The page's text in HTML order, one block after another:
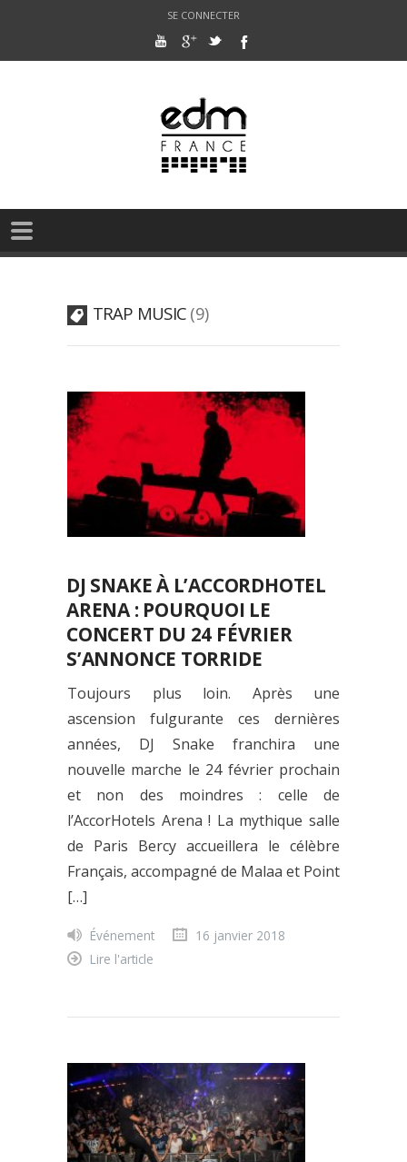
SE CONNECTER
TRAP MUSIC 9
DJ SNAKE À L’ACCORDHOTEL
ARENA : POURQUOI LE
CONCERT DU 24 FÉVRIER
S’ANNONCE TORRIDE
Toujours plus loin. Après une
ascension fulgurante ces dernières
années, DJ Snake franchira une
nouvelle marche le 24 février prochain
et non des moindres : celle de
l’AccorHotels Arena ! La mythique salle
de Paris Bercy accueillera le célèbre
Français, accompagné de Malaa et Point
[…]
Événement
16 janvier 2018
Lire l'article